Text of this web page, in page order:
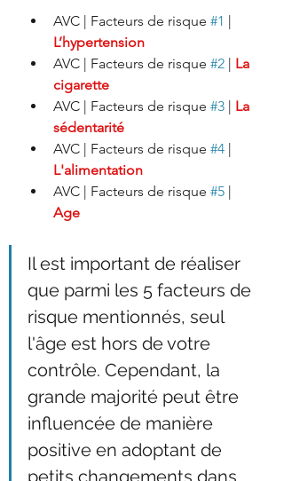
AVC | Facteurs de risque #1 |
L’hypertension
AVC | Facteurs de risque #2 | La
cigarette
AVC | Facteurs de risque #3 | La
sédentarité
AVC | Facteurs de risque #4 |
L'alimentation
AVC | Facteurs de risque #5 |
Age
Il est important de réaliser
que parmi les 5 facteurs de
risque mentionnés, seul
l'âge est hors de votre
contrôle. Cependant, la
grande majorité peut être
influencée de manière
positive en adoptant de
petits changements dans